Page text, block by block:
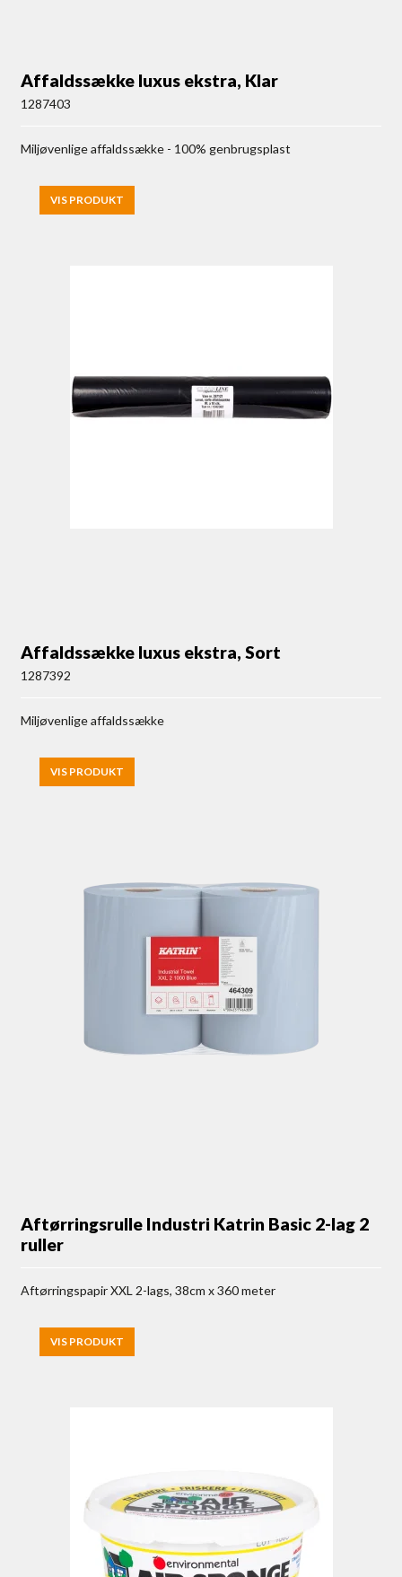
Affaldssække luxus ekstra, Klar
1287403
Miljøvenlige affaldssække - 100% genbrugsplast
VIS PRODUKT
Affaldssække luxus ekstra, Sort
1287392
Miljøvenlige affaldssække
VIS PRODUKT
Aftørringsrulle Industri Katrin Basic 2-lag 2
ruller
Aftørringspapir XXL 2-lags, 38cm x 360 meter
VIS PRODUKT